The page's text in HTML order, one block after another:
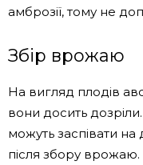
амброзії, тому не
Збір врожаю
На вигляд плодів
вони досить
можуть заспівати на
після збору